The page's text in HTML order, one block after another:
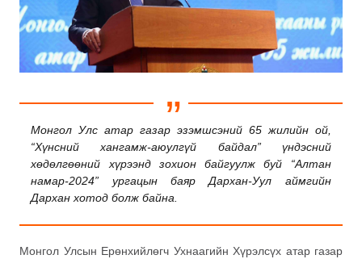
Монгол Улс атар газар эзэмшсэний 65 жилийн ой,
“Хүнсний хангамж-аюулгүй байдал” үндэсний
хөдөлгөөний хүрээнд зохион байгуулж буй “Алтан
намар-2024” ургацын баяр Дархан-Уул аймгийн
Дархан хотод болж байна.
Монгол Улсын Ерөнхийлөгч Ухнаагийн Хүрэлсүх атар газар